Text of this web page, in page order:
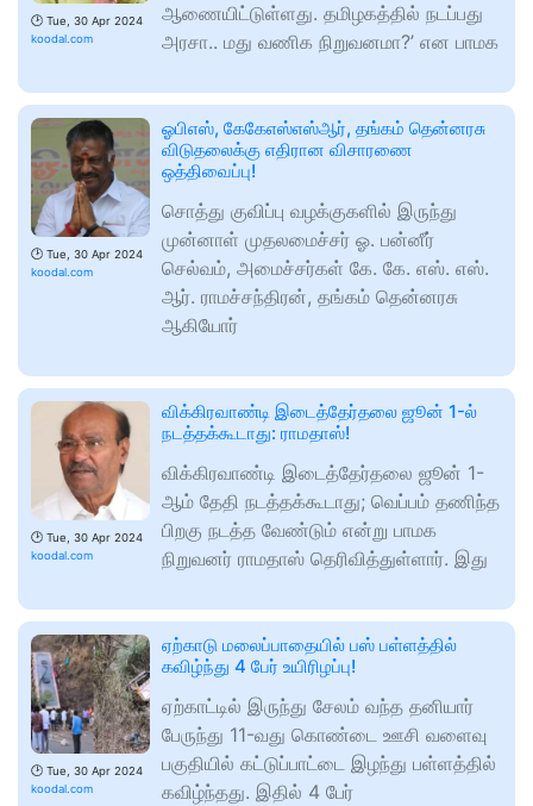
🕑 Tue, 30 Apr 2024
koodal.com
ஆணையிட்டுள்ளது. தமிழகத்தில் நடப்பது
அரசா.. மது வணிக நிறுவனமா?’ என பாமக
🕑 Tue, 30 Apr 2024
koodal.com
ஓபிஎஸ், கேகேஎஸ்எஸ்ஆர், தங்கம் தென்னரசு
விடுதலைக்கு எதிரான விசாரணை
ஒத்திவைப்பு!
சொத்து குவிப்பு வழக்குகளில் இருந்து
முன்னாள் முதலமைச்சர் ஓ. பன்னீர்
செல்வம், அமைச்சர்கள் கே. கே. எஸ். எஸ்.
ஆர். ராமச்சந்திரன், தங்கம் தென்னரசு
ஆகியோர்
🕑 Tue, 30 Apr 2024
koodal.com
விக்கிரவாண்டி இடைத்தேர்தலை ஜூன் 1-ல்
நடத்தக்கூடாது: ராமதாஸ்!
விக்கிரவாண்டி இடைத்தேர்தலை ஜூன் 1-
ஆம் தேதி நடத்தக்கூடாது; வெப்பம் தணிந்த
பிறகு நடத்த வேண்டும் என்று பாமக
நிறுவனர் ராமதாஸ் தெரிவித்துள்ளார். இது
🕑 Tue, 30 Apr 2024
koodal.com
ஏற்காடு மலைப்பாதையில் பஸ் பள்ளத்தில்
கவிழ்ந்து 4 பேர் உயிரிழப்பு!
ஏற்காட்டில் இருந்து சேலம் வந்த தனியார்
பேருந்து 11-வது கொண்டை ஊசி வளைவு
பகுதியில் கட்டுப்பாட்டை இழந்து பள்ளத்தில்
கவிழ்ந்தது. இதில் 4 பேர்